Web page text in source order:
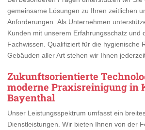
gemeinsame Lösungen zu Ihren zeitlichen
Anforderungen. Als Unternehmen
Kunden mit unserem Erfahrungsschatz und
Fachwissen. Qualifiziert für die hygienische
Gebäuden aller Art stehen wir Ihnen
Zukunftsorientierte
moderne Praxisreinigung in
Bayenthal
Unser Leistungsspektrum umfasst ein
Dienstleistungen. Wir bieten Ihnen von der